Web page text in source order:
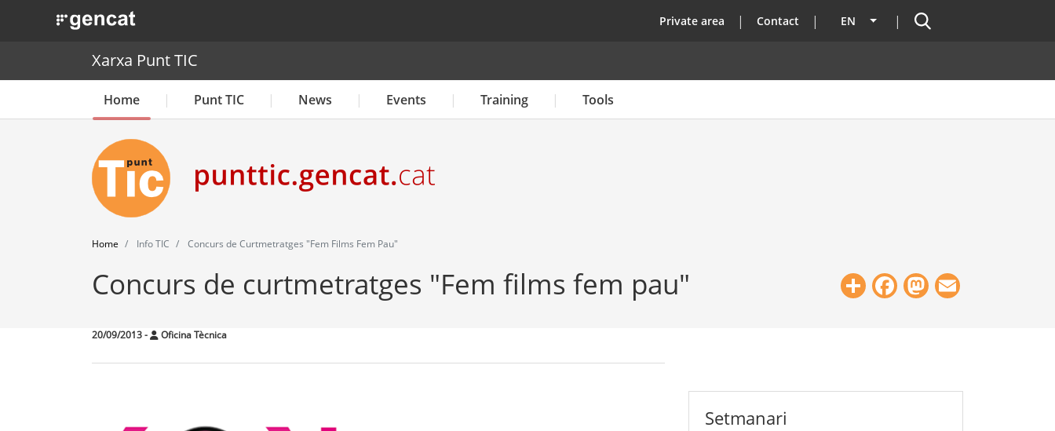
. Obre en una nova finestra. top
Private area Contact EN List additional actions
Search
Xarxa Punt TIC
Home Punt TIC News Events Training Tools
Home Info TIC Concurs de Curtmetratges "Fem Films Fem Pau"
Concurs de curtmetratges "Fem films fem pau" ShareFacebook
Mastodon
20/09/2013- Oficina Tècnica
Setmanari